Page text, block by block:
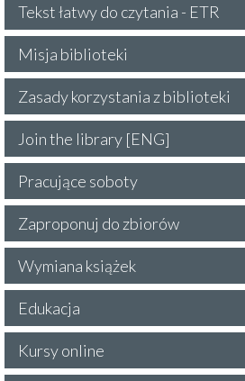
Tekst łatwy do czytania - ETR
Misja biblioteki
Zasady korzystania z biblioteki
Join the library [ENG]
Pracujące soboty
Zaproponuj do zbiorów
Wymiana książek
Edukacja
Kursy online